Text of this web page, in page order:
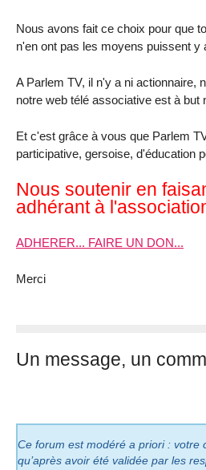
Nous avons fait ce choix pour que
n'en ont pas les moyens puissent y
A Parlem TV, il n'y a ni actionnaire,
notre web télé associative est à but
Et c'est grâce à vous que Parlem
participative, gersoise, d'éducation
Nous soutenir en
adhérant à
ADHERER... FAIRE UN DON...
Merci
Un message, un
Ce forum est modéré a priori : votre
qu’après avoir été validée par les